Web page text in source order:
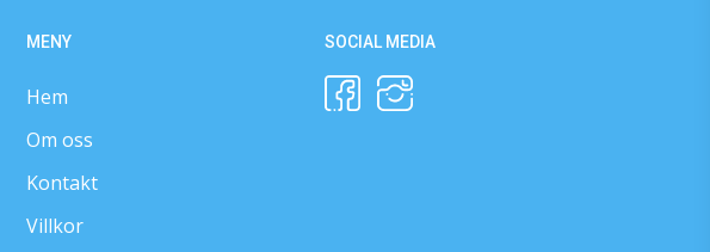
MENY
Hem
Om oss
Kontakt
Villkor
SOCIAL MEDIA